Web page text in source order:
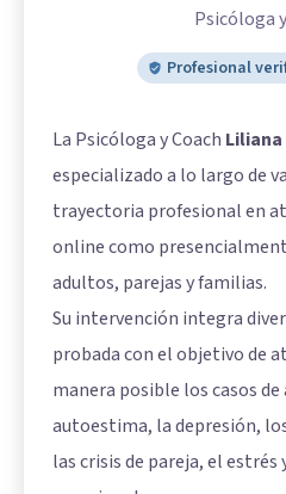
Psicóloga
Profesional
La Psicóloga y Coach
especializado a lo largo de
trayectoria profesional en
online como
adultos, parejas y familias.
Su intervención integra
probada con el objetivo de
manera posible los casos de
autoestima, la depresión,
las crisis de pareja, el estrés